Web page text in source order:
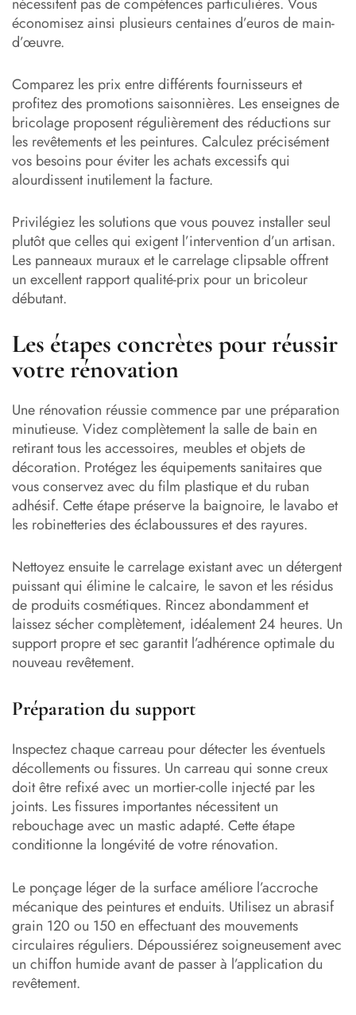
économisez ainsi plusieurs centaines d’euros de main-
d’œuvre.
Comparez les prix entre différents fournisseurs et
profitez des promotions saisonnières. Les enseignes de
bricolage proposent régulièrement des réductions sur
les revêtements et les peintures. Calculez précisément
vos besoins pour éviter les achats excessifs qui
alourdissent inutilement la facture.
Privilégiez les solutions que vous pouvez installer seul
plutôt que celles qui exigent l’intervention d’un artisan.
Les panneaux muraux et le carrelage clipsable offrent
un excellent rapport qualité-prix pour un bricoleur
débutant.
Les étapes concrètes pour réussir
votre rénovation
Une rénovation réussie commence par une préparation
minutieuse. Videz complètement la salle de bain en
retirant tous les accessoires, meubles et objets de
décoration. Protégez les équipements sanitaires que
vous conservez avec du film plastique et du ruban
adhésif. Cette étape préserve la baignoire, le lavabo et
les robinetteries des éclaboussures et des rayures.
Nettoyez ensuite le carrelage existant avec un détergent
puissant qui élimine le calcaire, le savon et les résidus
de produits cosmétiques. Rincez abondamment et
laissez sécher complètement, idéalement 24 heures. Un
support propre et sec garantit l’adhérence optimale du
nouveau revêtement.
Préparation du support
Inspectez chaque carreau pour détecter les éventuels
décollements ou fissures. Un carreau qui sonne creux
doit être refixé avec un mortier-colle injecté par les
joints. Les fissures importantes nécessitent un
rebouchage avec un mastic adapté. Cette étape
conditionne la longévité de votre rénovation.
Le ponçage léger de la surface améliore l’accroche
mécanique des peintures et enduits. Utilisez un abrasif
grain 120 ou 150 en effectuant des mouvements
circulaires réguliers. Dépoussiérez soigneusement avec
un chiffon humide avant de passer à l’application du
revêtement.